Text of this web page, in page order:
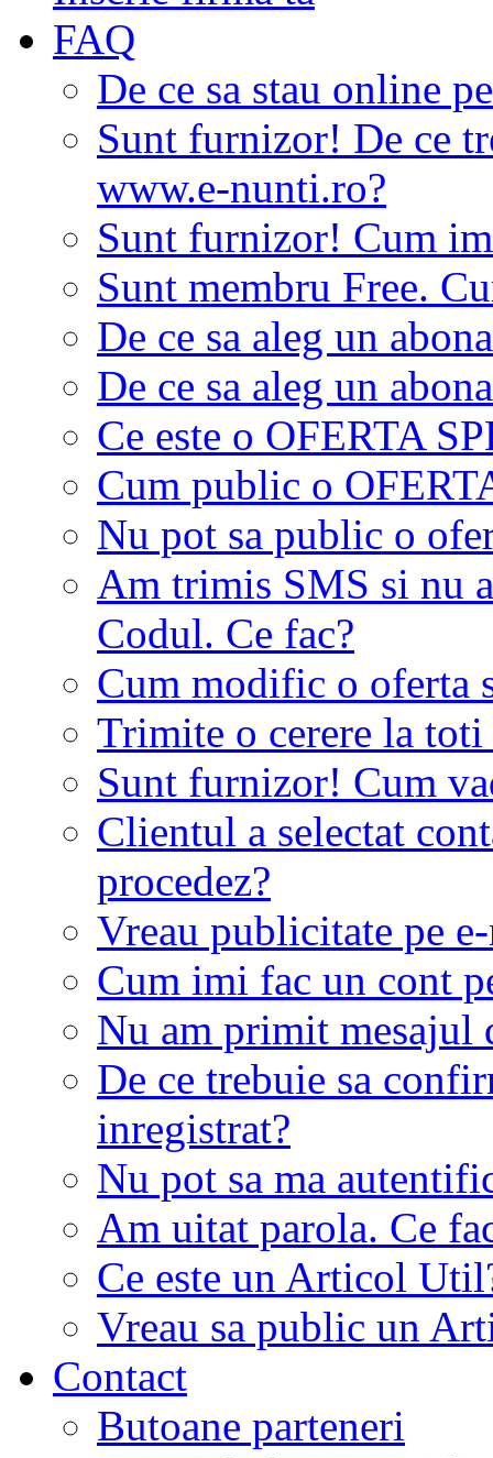
FAQ
De ce sa stau online
Sunt furnizor! De ce
www.e-nunti.ro?
Sunt furnizor! Cum
Sunt membru Free.
De ce sa aleg un
De ce sa aleg un
Ce este o OFERTA
Cum public o
Nu pot sa public o
Am trimis SMS si nu
Codul. Ce fac?
Cum modific o oferta
Trimite o cerere la
Sunt furnizor! Cum
Clientul a selectat
procedez?
Vreau publicitate pe
Cum imi fac un cont
Nu am primit mesajul
De ce trebuie sa
inregistrat?
Nu pot sa ma
Am uitat parola. Ce
Ce este un Articol
Vreau sa public un
Contact
Butoane parteneri